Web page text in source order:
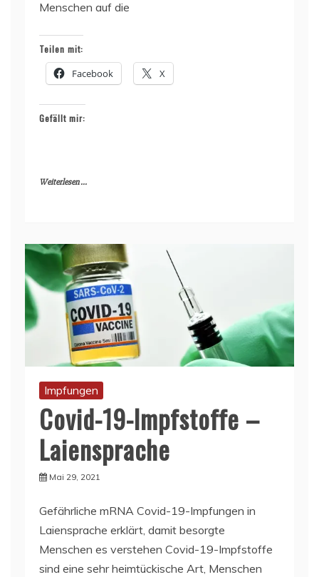
Menschen auf die
Teilen mit:
Facebook X
Gefällt mir:
Weiterlesen ...
Impfungen
Covid-19-Impfstoffe –
Laiensprache
Mai 29, 2021
Gefährliche mRNA Covid-19-Impfungen in
Laiensprache erklärt, damit besorgte
Menschen es verstehen Covid-19-Impfstoffe
sind eine sehr heimtückische Art, Menschen